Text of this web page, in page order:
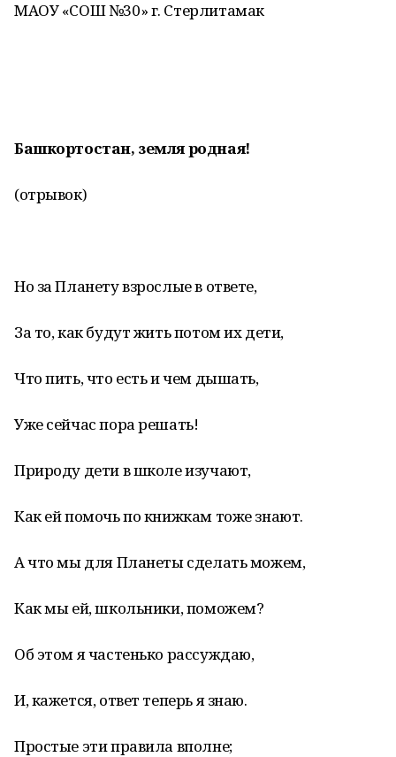
МАОУ «СОШ №30» г. Стерлитамак
Башкортостан, земля родная!
(отрывок)
Но за Планету взрослые в ответе,
За то, как будут жить потом их дети,
Что пить, что есть и чем дышать,
Уже сейчас пора решать!
Природу дети в школе изучают,
Как ей помочь по книжкам тоже знают.
А что мы для Планеты сделать можем,
Как мы ей, школьники, поможем?
Об этом я частенько рассуждаю,
И, кажется, ответ теперь я знаю.
Простые эти правила вполне;